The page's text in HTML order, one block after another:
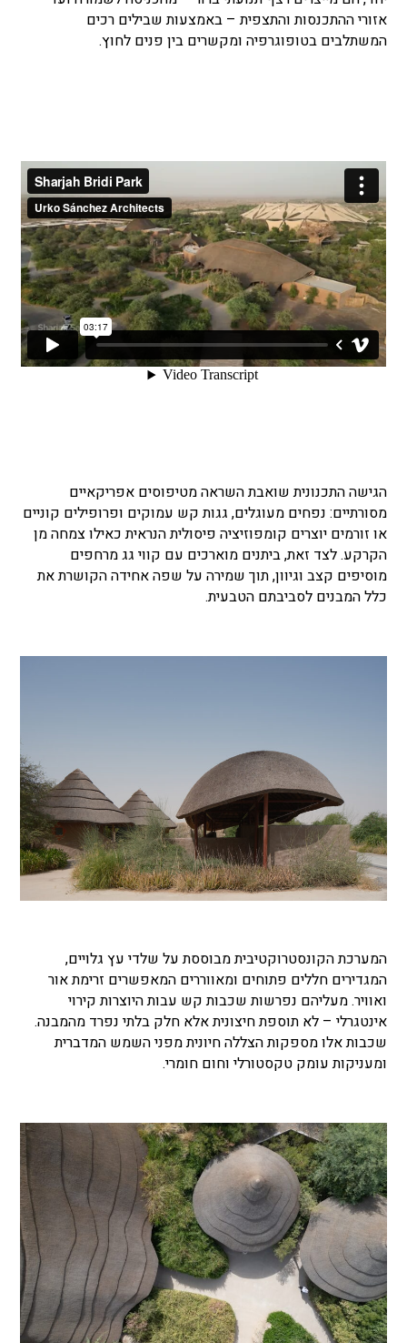
אזורי ההתכנסות והתצפית – באמצעות שבילים רכים
המשתלבים בטופוגרפיה ומקשרים בין פנים לחוץ.
הגישה התכנונית שואבת השראה מטיפוסים אפריקאיים
מסורתיים: נפחים מעוגלים, גגות קש עמוקים ופרופילים קוניים
או זורמים יוצרים קומפוזיציה פיסולית הנראית כאילו צמחה מן
הקרקע. לצד זאת, ביתנים מוארכים עם קווי גג מרחפים
מוסיפים קצב וגיוון, תוך שמירה על שפה אחידה הקושרת את
כלל המבנים לסביבתם הטבעית.
המערכת הקונסטרוקטיבית מבוססת על שלדי עץ גלויים,
המגדירים חללים פתוחים ומאווררים המאפשרים זרימת אור
ואוויר. מעליהם נפרשות שכבות קש עבות היוצרות קירוי
אינטגרלי – לא תוספת חיצונית אלא חלק בלתי נפרד מהמבנה.
שכבות אלו מספקות הצללה חיונית מפני השמש המדברית
ומעניקות עומק טקסטורלי וחום חומרי.